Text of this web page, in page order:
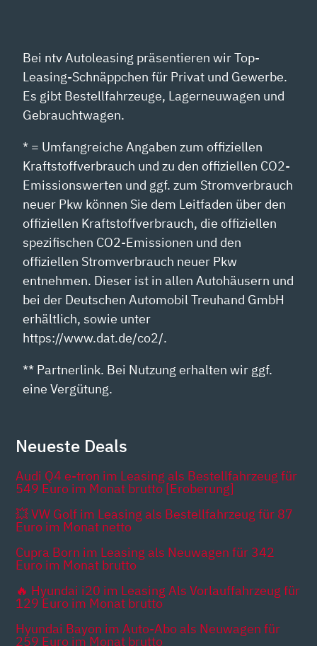
Bei ntv Autoleasing präsentieren wir Top-
Leasing-Schnäppchen für Privat und Gewerbe.
Es gibt Bestellfahrzeuge, Lagerneuwagen und
Gebrauchtwagen.
* = Umfangreiche Angaben zum offiziellen
Kraftstoffverbrauch und zu den offiziellen CO2-
Emissionswerten und ggf. zum Stromverbrauch
neuer Pkw können Sie dem Leitfaden über den
offiziellen Kraftstoffverbrauch, die offiziellen
spezifischen CO2-Emissionen und den
offiziellen Stromverbrauch neuer Pkw
entnehmen. Dieser ist in allen Autohäusern und
bei der Deutschen Automobil Treuhand GmbH
erhältlich, sowie unter
https://www.dat.de/co2/.
** Partnerlink. Bei Nutzung erhalten wir ggf.
eine Vergütung.
Neueste Deals
Audi Q4 e-tron im Leasing als Bestellfahrzeug für
549 Euro im Monat brutto [Eroberung]
💥 VW Golf im Leasing als Bestellfahrzeug für 87
Euro im Monat netto
Cupra Born im Leasing als Neuwagen für 342
Euro im Monat brutto
🔥 Hyundai i20 im Leasing Als Vorlauffahrzeug für
129 Euro im Monat brutto
Hyundai Bayon im Auto-Abo als Neuwagen für
259 Euro im Monat brutto